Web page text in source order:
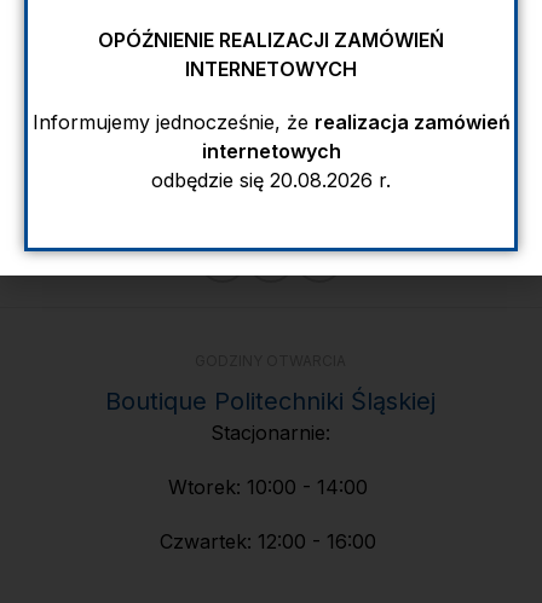
Boutique Politechniki Śląskiej
Stacjonarnie:
Wtorek: 10:00 - 14:00
Czwartek: 12:00 - 16:00
OPÓŹNIENIE REALIZACJI ZAMÓWIEŃ
INTERNETOWYCH
Informujemy jednocześnie, że realizacja zamówień
internetowych
odbędzie się 20.08.2026 r.